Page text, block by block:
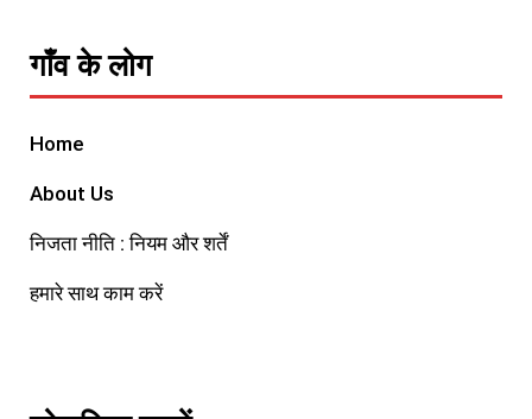
गाँव के लोग
Home
About Us
निजता नीति : नियम और शर्तें
हमारे साथ काम करें